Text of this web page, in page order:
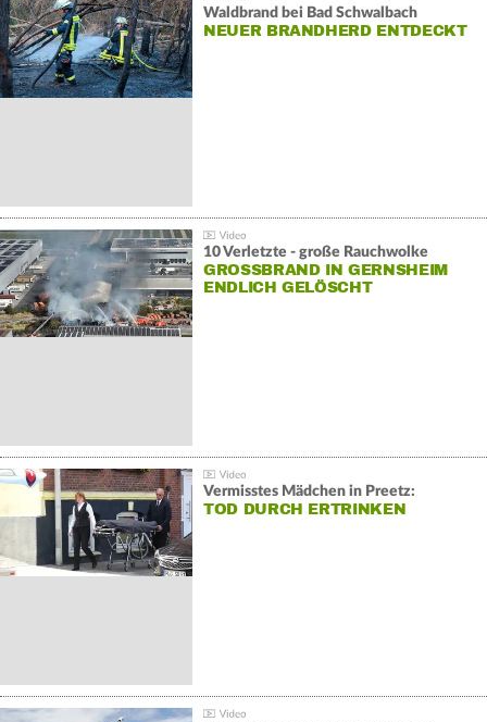
Waldbrand bei Bad Schwalbach
NEUER BRANDHERD ENTDECKT
10 Verletzte - große Rauchwolke
GROSSBRAND IN GERNSHEIM E
NDLICH GELÖSCHT
Vermisstes Mädchen in Preetz:
TOD DURCH ERTRINKEN